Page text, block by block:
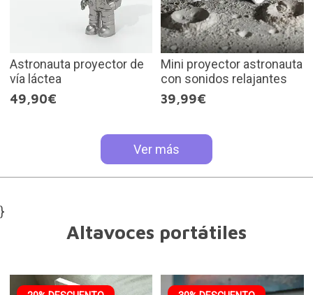
Astronauta proyector de
vía láctea
49,90€
Mini proyector astronauta
con sonidos relajantes
39,99€
Ver más
}
Altavoces portátiles